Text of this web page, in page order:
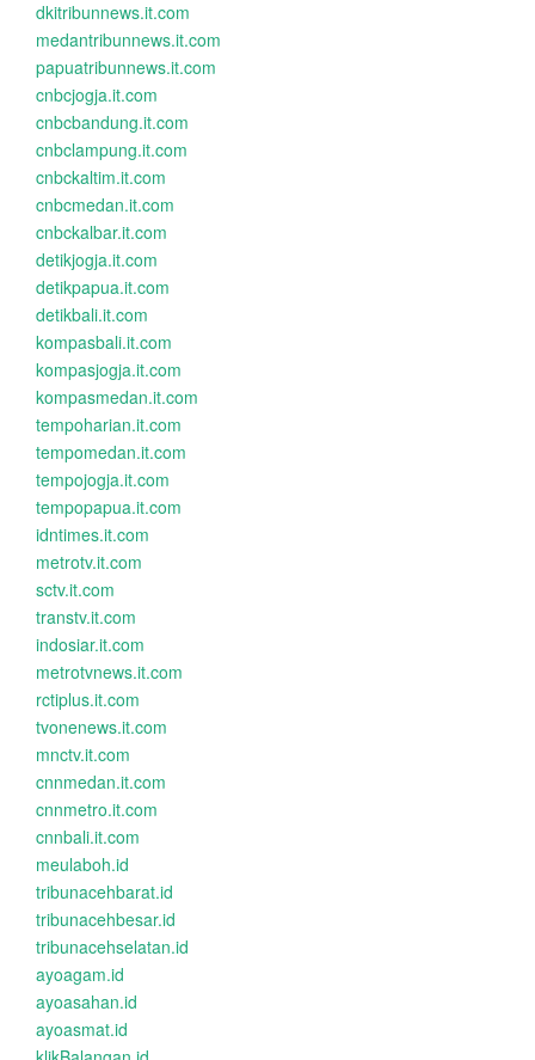
dkitribunnews.it.com
medantribunnews.it.com
papuatribunnews.it.com
cnbcjogja.it.com
cnbcbandung.it.com
cnbclampung.it.com
cnbckaltim.it.com
cnbcmedan.it.com
cnbckalbar.it.com
detikjogja.it.com
detikpapua.it.com
detikbali.it.com
kompasbali.it.com
kompasjogja.it.com
kompasmedan.it.com
tempoharian.it.com
tempomedan.it.com
tempojogja.it.com
tempopapua.it.com
idntimes.it.com
metrotv.it.com
sctv.it.com
transtv.it.com
indosiar.it.com
metrotvnews.it.com
rctiplus.it.com
tvonenews.it.com
mnctv.it.com
cnnmedan.it.com
cnnmetro.it.com
cnnbali.it.com
meulaboh.id
tribunacehbarat.id
tribunacehbesar.id
tribunacehselatan.id
ayoagam.id
ayoasahan.id
ayoasmat.id